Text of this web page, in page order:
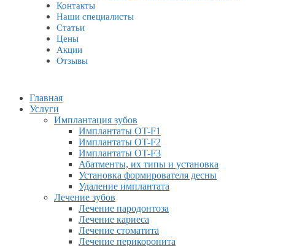
Контакты
Наши специалисты
Статьи
Цены
Акции
Отзывы
Главная
Услуги
Имплантация зубов
Имплантаты OT-F1
Имплантаты OT-F2
Имплантаты OT-F3
Абатменты, их типы и установка
Установка формирователя десны
Удаление имплантата
Лечение зубов
Лечение пародонтоза
Лечение кариеса
Лечение стоматита
Лечение перикоронита